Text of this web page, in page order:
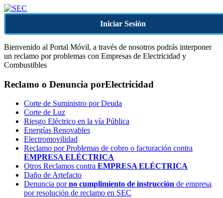
Iniciar Sesión
Bienvenido al Portal Móvil, a través de nosotros podrás interponer
un reclamo por problemas con Empresas de Electricidad y
Combustibles
Reclamo o Denuncia porElectricidad
Corte de Suministro por Deuda
Corte de Luz
Riesgo Eléctrico en la vía Pública
Energías Renovables
Electromovilidad
Reclamo por Problemas de cobro o facturación contra
EMPRESA ELÉCTRICA
Otros Reclamos contra EMPRESA ELÉCTRICA
Daño de Artefacto
Denuncia porno cumplimiento de instrucción de empresa
por resolución de reclamo en SEC